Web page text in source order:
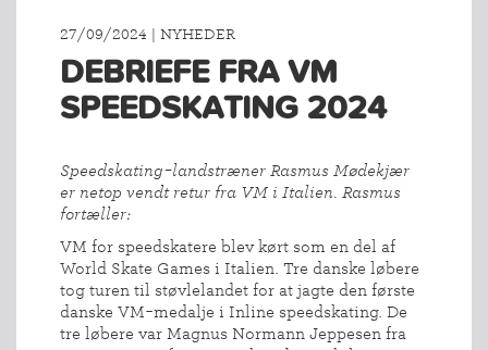
27/09/2024 | NYHEDER
DEBRIEFE FRA VM
SPEEDSKATING 2024
Speedskating-landstræner Rasmus Mødekjær
er netop vendt retur fra VM i Italien. Rasmus
fortæller:
VM for speedskatere blev kørt som en del af
World Skate Games i Italien. Tre danske løbere
tog turen til støvlelandet for at jagte den første
danske VM-medalje i Inline speedskating. De
tre løbere var Magnus Normann Jeppesen fra